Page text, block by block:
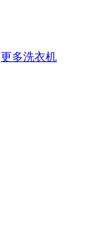
更多洗衣机